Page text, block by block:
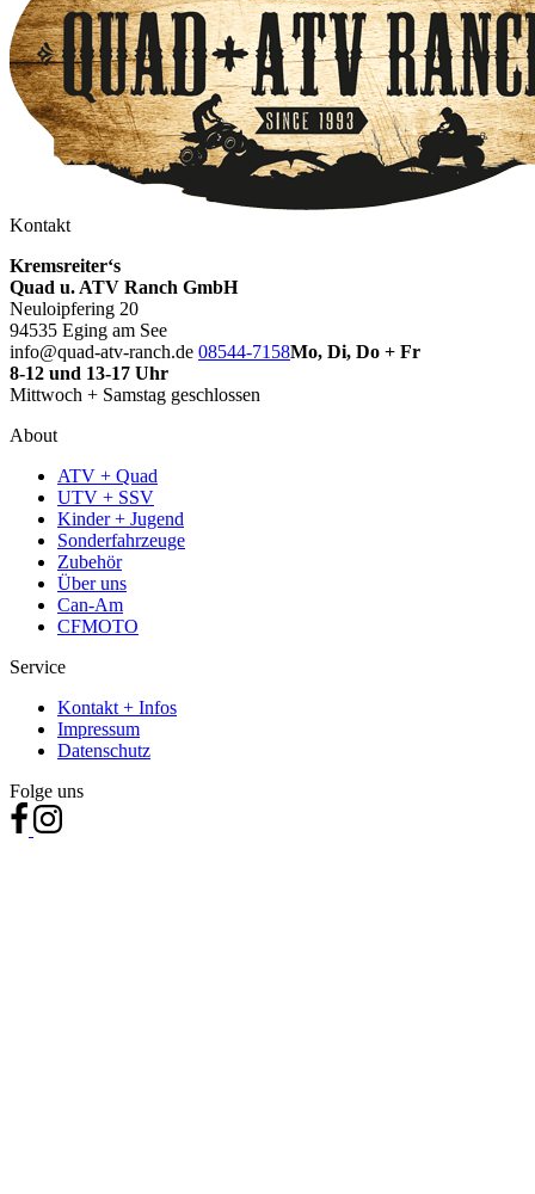
Kontakt
Kremsreiter‘s
Quad u. ATV Ranch GmbH
Neuloipfering 20
94535 Eging am See
info@quad-atv-ranch.de 08544-7158Mo, Di, Do + Fr
8-12 und 13-17 Uhr
Mittwoch + Samstag geschlossen
About
ATV + Quad
UTV + SSV
Kinder + Jugend
Sonderfahrzeuge
Zubehör
Über uns
Can-Am
CFMOTO
Service
Kontakt + Infos
Impressum
Datenschutz
Folge uns